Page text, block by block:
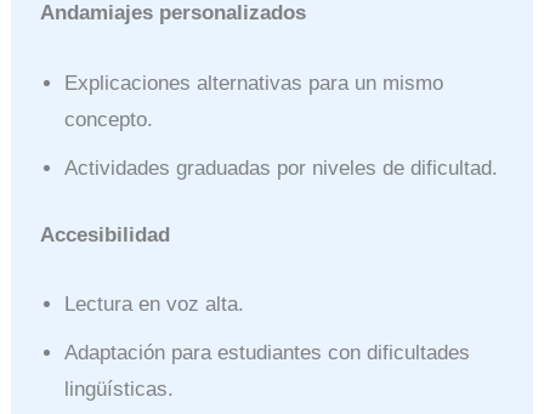
Andamiajes personalizados
Explicaciones alternativas para un mismo
concepto.
Actividades graduadas por niveles de dificultad.
Accesibilidad
Lectura en voz alta.
Adaptación para estudiantes con dificultades
lingüísticas.